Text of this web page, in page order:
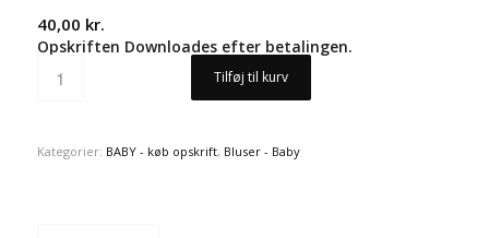
40,00 kr.
Opskriften Downloades efter betalingen.
Tilføj til kurv
Kategorier: BABY - køb opskrift, Bluser - Baby